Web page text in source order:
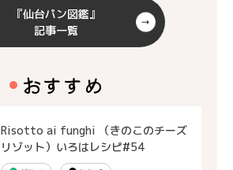
『仙台パン図鑑』
記事一覧
おすすめ
Risotto ai funghi （きのこのチーズ
リゾット）いろはレシピ#54